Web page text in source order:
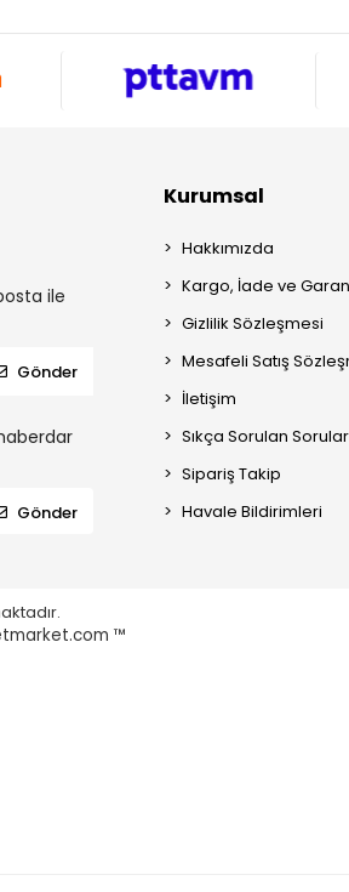
ile
Gönder
Gönder
Kurumsal
Hakkımızda
Kargo, İade ve
Gizlilik Sözleşmesi
Mesafeli Satış
İletişim
Sıkça Sorulan Sorular
Sipariş Takip
Havale Bildirimleri
™